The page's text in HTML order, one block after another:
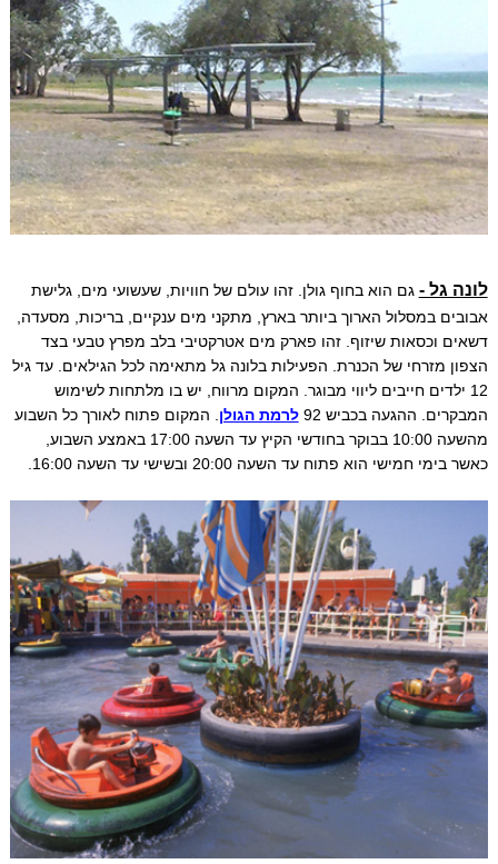
לונה גל - גם הוא בחוף גולן. זהו עולם של חוויות, שעשועי מים, גלישת
אבובים במסלול הארוך ביותר בארץ, מתקני מים ענקיים, בריכות, מסעדה,
דשאים וכסאות שיזוף. זהו פארק מים אטרקטיבי בלב מפרץ טבעי בצד
הצפון מזרחי של הכנרת. הפעילות בלונה גל מתאימה לכל הגילאים. עד גיל
12 ילדים חייבים ליווי מבוגר. המקום מרווח, יש בו מלתחות לשימוש
המבקרים. ההגעה בכביש 92
לרמת הגולן . המקום פתוח לאורך כל השבוע
מהשעה 10:00 בבוקר בחודשי הקיץ עד השעה 17:00 באמצע השבוע,
כאשר בימי חמישי הוא פתוח עד השעה 20:00 ובשישי עד השעה 16:00.